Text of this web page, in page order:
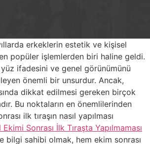
erkeklerin estetik ve kişisel
popüler işlemlerden biri haline geldi.
ifadesini ve genel görünümünü
önemli bir unsurdur. Ancak,
dikkat edilmesi gereken birçok
Bu noktaların en önemlilerinden
ilk tıraşın nasıl yapılması
Ekimi Sonrası İlk Tıraşta Yapılmaması
bilgi sahibi olmak, hem ekim sonrası